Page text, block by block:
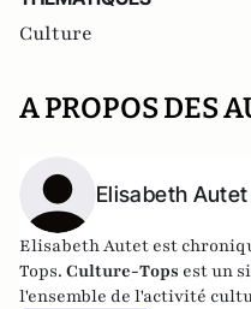
Culture
A PROPOS DES
Elisabeth
Elisabeth Autet est
Tops. Culture-Tops est un
l'ensemble de l'activité